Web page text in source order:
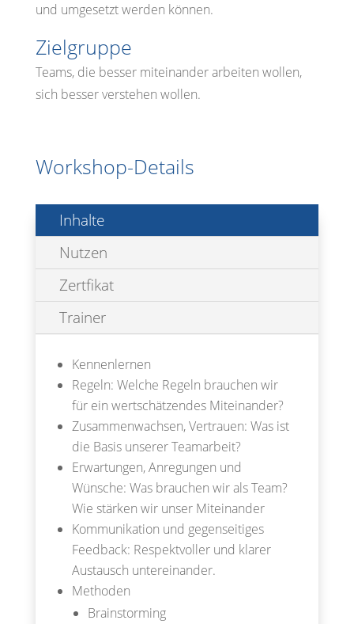
und umgesetzt werden können.
Zielgruppe
Teams, die besser miteinander arbeiten wollen,
sich besser verstehen wollen.
Workshop-Details
Inhalte
Nutzen
Zertfikat
Trainer
Kennenlernen
Regeln: Welche Regeln brauchen wir
für ein wertschätzendes Miteinander?
Zusammenwachsen, Vertrauen: Was ist
die Basis unserer Teamarbeit?
Erwartungen, Anregungen und
Wünsche: Was brauchen wir als Team?
Wie stärken wir unser Miteinander
Kommunikation und gegenseitiges
Feedback: Respektvoller und klarer
Austausch untereinander.
Methoden
Brainstorming